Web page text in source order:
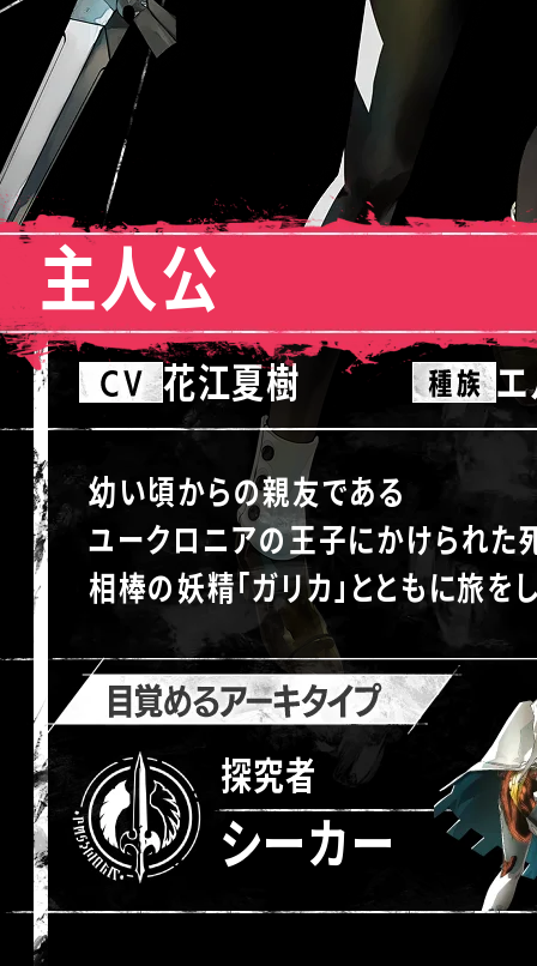
花江夏樹
幼い頃からの親友である
ユークロニアの王子にかけられた
相棒の妖精「ガリカ」とともに旅を
主人公
探究者
シーカー